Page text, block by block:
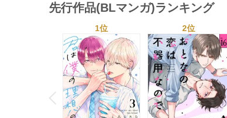
先行作品(BLマンガ)ランキング
P
r
e
v
i
o
u
s
1位 2位